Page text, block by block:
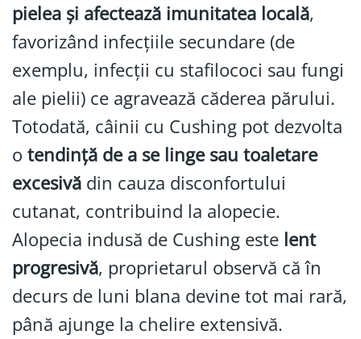
pielea și afectează imunitatea locală,
favorizând infecțiile secundare (de
exemplu, infecții cu stafilococi sau fungi
ale pielii) ce agravează căderea părului.
Totodată, câinii cu Cushing pot dezvolta
o tendință de a se linge sau toaletare
excesivă din cauza disconfortului
cutanat, contribuind la alopecie.
Alopecia indusă de Cushing este lent
progresivă, proprietarul observă că în
decurs de luni blana devine tot mai rară,
până ajunge la chelire extensivă.